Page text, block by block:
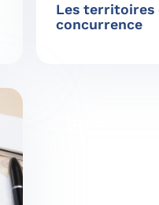
Les territoires
concurrence